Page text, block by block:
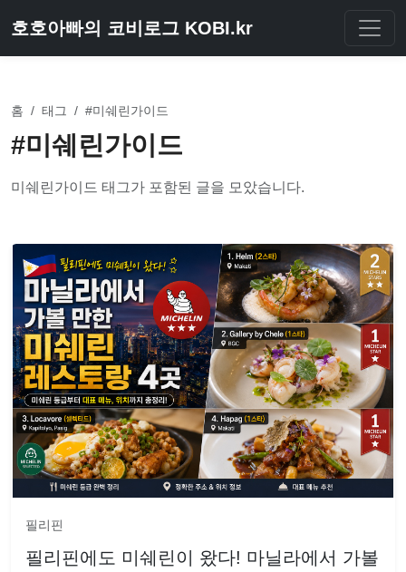
호호아빠의 코비로그 KOBI.kr
홈 / 태그 / #미쉐린가이드
#미쉐린가이드
미쉐린가이드 태그가 포함된 글을 모았습니다.
필리핀
필리핀에도 미쉐린이 왔다! 마닐라에서 가볼